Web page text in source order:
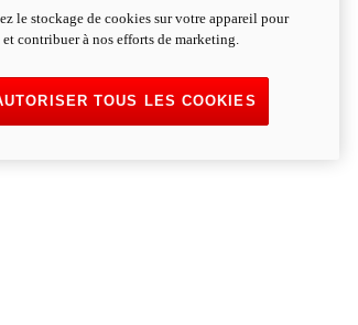
le stockage de cookies sur votre appareil pour
contribuer à nos efforts de marketing.
TOUS LES COOKIES